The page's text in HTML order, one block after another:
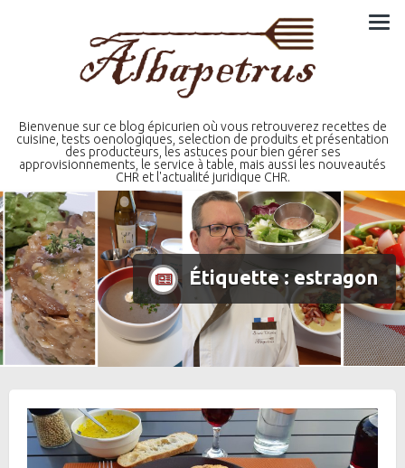
Bienvenue sur ce blog épicurien où vous retrouverez recettes de
cuisine, tests oenologiques, selection de produits et présentation
des producteurs, les astuces pour bien gérer ses
approvisionnements, le service à table, mais aussi les nouveautés
CHR et l'actualité juridique CHR.
Étiquette :estragon